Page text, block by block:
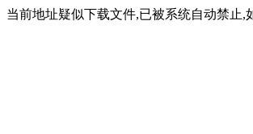
当前地址疑似下载文件,已被系统自动禁止,